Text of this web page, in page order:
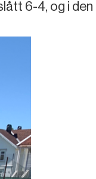
6-4, og i